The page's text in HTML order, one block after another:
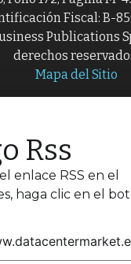
Fiscal: B-
Publications
derechos
Mapa del Sitio
Rss
enlace RSS en el
haga clic en el